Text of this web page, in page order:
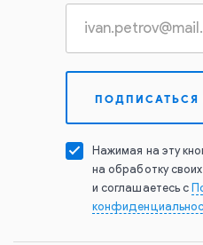
Нажимая на эту
на обработку
и соглашаетесь с